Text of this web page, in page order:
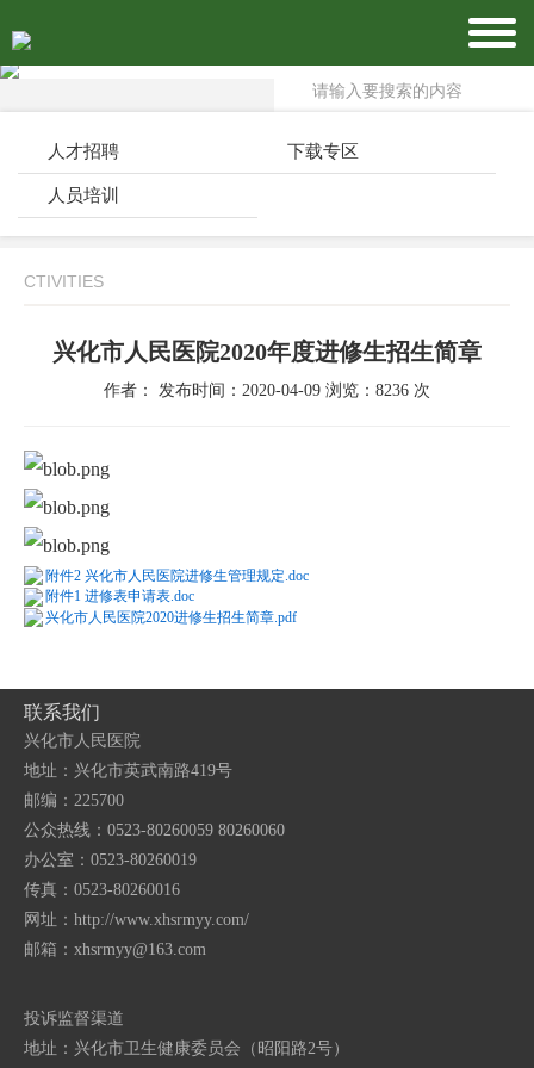
人才招聘 下载专区
人员培训
CTIVITIES
兴化市人民医院2020年度进修生招生简章
作者： 发布时间：2020-04-09 浏览：8236 次
附件2 兴化市人民医院进修生管理规定.doc
附件1 进修表申请表.doc
兴化市人民医院2020进修生招生简章.pdf
联系我们
兴化市人民医院
地址：兴化市英武南路419号
邮编：225700
公众热线：0523-80260059 80260060
办公室：0523-80260019
传真：0523-80260016
网址：http://www.xhsrmyy.com/
邮箱： xhsrmyy@163.com
投诉监督渠道
地址：兴化市卫生健康委员会（昭阳路2号）